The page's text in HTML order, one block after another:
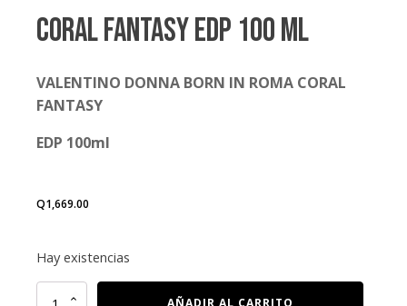
CORAL FANTASY EDP 100 ml
VALENTINO DONNA BORN IN ROMA CORAL
FANTASY
EDP 100ml
Q1,669.00
Hay existencias
VALENTINO